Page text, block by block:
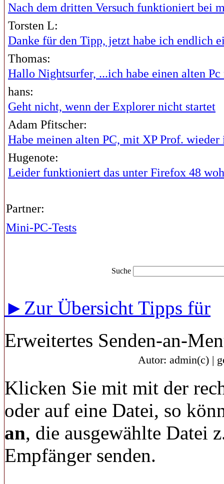
Nach dem dritten Versuch funktioniert bei
Torsten L:
Danke für den Tipp, jetzt habe ich endlich
Thomas:
Hallo Nightsurfer, ...ich habe einen alten Pc
hans:
Geht nicht, wenn der Explorer nicht startet
Adam Pfitscher:
Habe meinen alten PC, mit XP Prof. wieder
Hugenote:
Leider funktioniert das unter Firefox 48
Partner:
Mini-PC-Tests
Suche
►Zur Übersicht Tipps für
Erweitertes Senden-an-
Autor: admin(c) |
Klicken Sie mit mit der
oder auf eine Datei, so
an, die ausgewählte Datei
Empfänger senden.